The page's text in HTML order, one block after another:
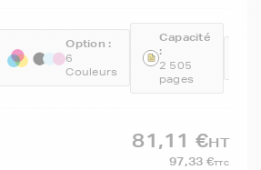
Option :
6
Couleurs
Capacité
:
2 505
pages
81,11 €HT
97,33 €TTC